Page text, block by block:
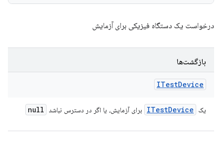
درخواست یک دستگاه فیزیکی برای آزمایش
بازگشت‌ها
ITestDevice
یک ITestDevice برای آزمایش، یا اگر در دسترس نباشد null